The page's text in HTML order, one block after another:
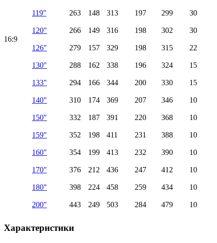
16:9
119" 263 148 313 197 299 30
120" 266 149 316 198 302 30
126" 279 157 329 198 315 22
130" 288 162 338 196 324 15
133" 294 166 344 200 330 15
140" 310 174 369 207 346 10
150" 332 187 391 220 368 10
159" 352 198 411 231 388 10
160" 354 199 413 232 390 10
170" 376 212 436 247 412 10
180" 398 224 458 259 434 10
200" 443 249 503 284 479 10
Характеристики